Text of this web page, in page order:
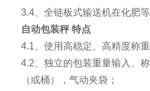
3.4、全链板式输送机在化肥
自动包装秤 特点
4.1、使用高稳定、高精度称
4.2、独立的包装重量输入、
（或桶），气动夹袋；